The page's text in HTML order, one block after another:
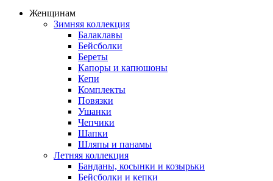
Женщинам
Зимняя коллекция
Балаклавы
Бейсболки
Береты
Капоры и капюшоны
Кепи
Комплекты
Повязки
Ушанки
Чепчики
Шапки
Шляпы и панамы
Летняя коллекция
Банданы, косынки и козырьки
Бейсболки и кепки